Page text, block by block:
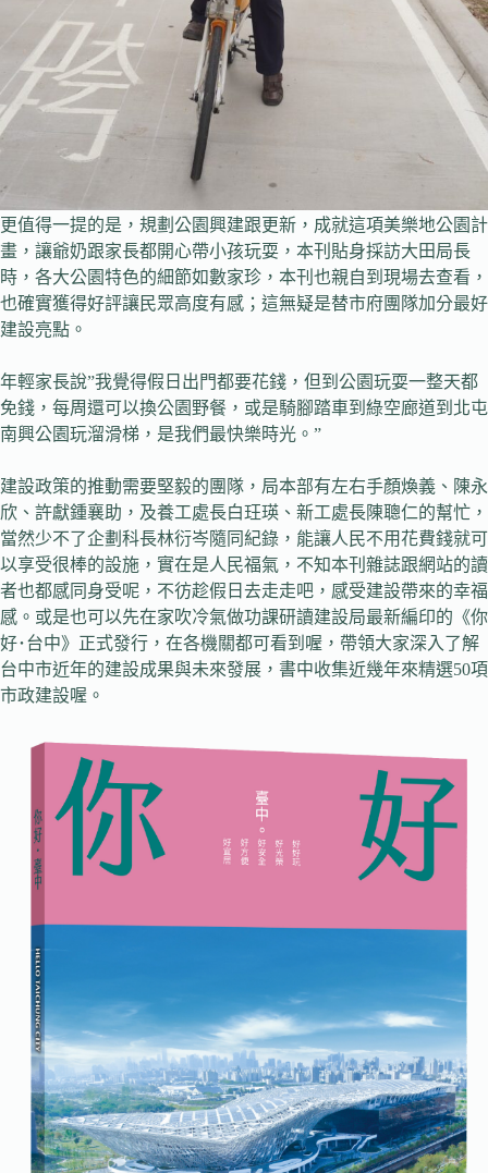
更值得一提的是，規劃公園興建跟更新，成就這項美樂地公園計
畫，讓爺奶跟家長都開心帶小孩玩耍，本刊貼身採訪大田局長
時，各大公園特色的細節如數家珍，本刊也親自到現場去查看，
也確實獲得好評讓民眾高度有感；這無疑是替市府團隊加分最好
建設亮點。
年輕家長說”我覺得假日出門都要花錢，但到公園玩耍一整天都
免錢，每周還可以換公園野餐，或是騎腳踏車到綠空廊道到北屯
南興公園玩溜滑梯，是我們最快樂時光。”
建設政策的推動需要堅毅的團隊，局本部有左右手顏煥義、陳永
欣、許獻鍾襄助，及養工處長白玨瑛、新工處長陳聰仁的幫忙，
當然少不了企劃科長林衍岑隨同紀錄，能讓人民不用花費錢就可
以享受很棒的設施，實在是人民福氣，不知本刊雜誌跟網站的讀
者也都感同身受呢，不彷趁假日去走走吧，感受建設帶來的幸福
感。或是也可以先在家吹冷氣做功課研讀建設局最新編印的《你
好･台中》正式發行，在各機關都可看到喔，帶領大家深入了解
台中市近年的建設成果與未來發展，書中收集近幾年來精選50項
市政建設喔。